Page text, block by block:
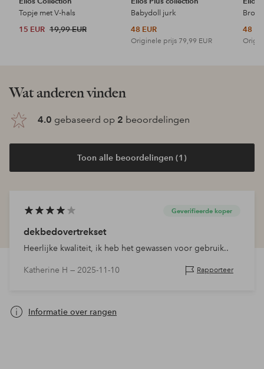
Topje met V-hals
15 EUR 19,99 EUR
Babydoll jurk
48 EUR
Originele prijs 79,99 EUR
48
Wat anderen vinden
4.0 gebaseerd op 2 beoordelingen
Toon alle beoordelingen (1)
Geverifieerde koper
dekbedovertrekset
Heerlijke kwaliteit, ik heb het gewassen voor gebruik..
Katherine H — 2025-11-10 Rapporteer
Informatie over rangen